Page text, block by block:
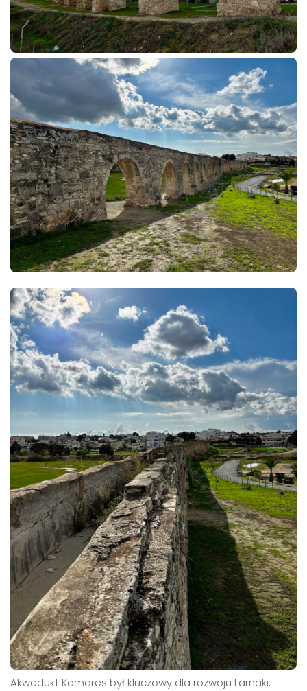
Akwedukt Kamares był kluczowy dla rozwoju Larnaki,